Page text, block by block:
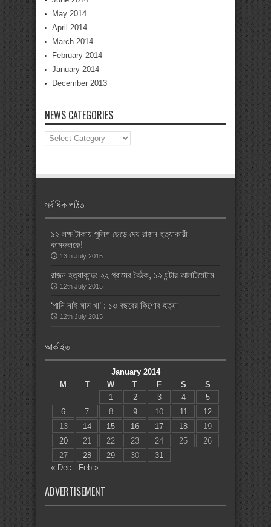
May 2014
April 2014
March 2014
February 2014
January 2014
December 2013
NEWS CATEGORIES
News
Categories
সর্বাধিক পঠিত
১২ লক্ষ টাকায় পুলিশ ছেড়ে দেয় রাজন হত্যাকারী
কামরুলকে!
13th July 2015
রাজন হত্যাকান্ড: ২২ গ্রামের বৈঠক, ১২ ঘন্টার আলটিমেটাম
12th July 2015
‘পানি নাই ঘাম খা’ : ১৩ বছরের কিশোর হত্যা
12th July 2015
আর্কাইভ
January 2014
M
T W T F S
S
1
2 3 4
5
6
7 8 9 10 11
12
13
14 15 16 17 18
19
20
21 22 23 24 25
26
27
28 29 30
31
« Dec
Feb »
ADVERTISEMENT